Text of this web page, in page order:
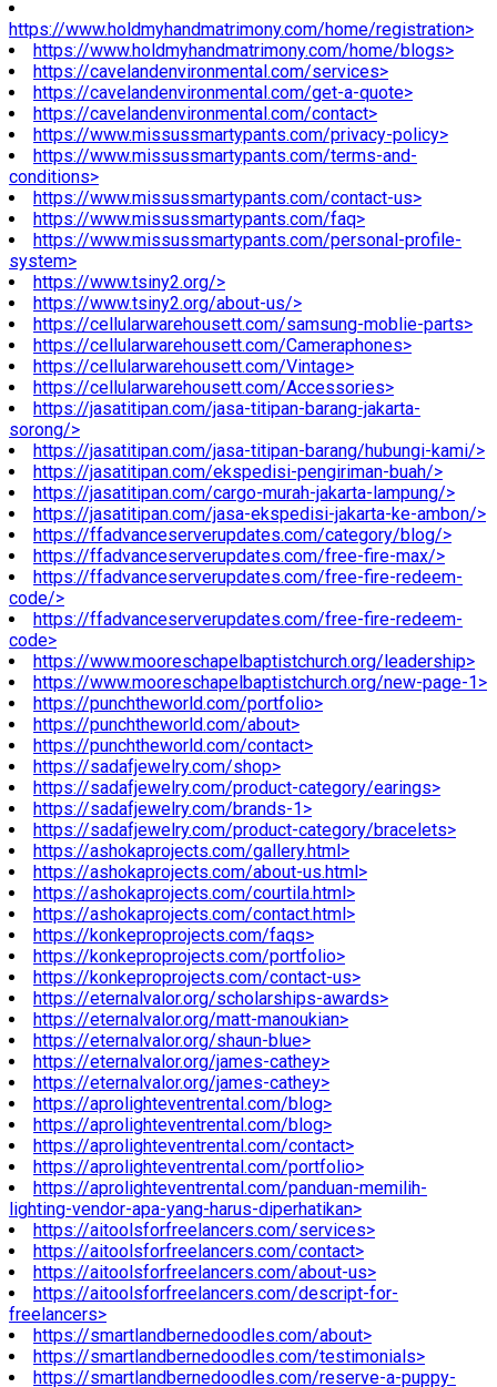
https://www.holdmyhandmatrimony.com/home/registration>
https://www.holdmyhandmatrimony.com/home/blogs>
https://cavelandenvironmental.com/services>
https://cavelandenvironmental.com/get-a-quote>
https://cavelandenvironmental.com/contact>
https://www.missussmartypants.com/privacy-policy>
https://www.missussmartypants.com/terms-and-
conditions>
https://www.missussmartypants.com/contact-us>
https://www.missussmartypants.com/faq>
https://www.missussmartypants.com/personal-profile-
system>
https://www.tsiny2.org/>
https://www.tsiny2.org/about-us/>
https://cellularwarehousett.com/samsung-moblie-parts>
https://cellularwarehousett.com/Cameraphones>
https://cellularwarehousett.com/Vintage>
https://cellularwarehousett.com/Accessories>
https://jasatitipan.com/jasa-titipan-barang-jakarta-
sorong/>
https://jasatitipan.com/jasa-titipan-barang/hubungi-kami/>
https://jasatitipan.com/ekspedisi-pengiriman-buah/>
https://jasatitipan.com/cargo-murah-jakarta-lampung/>
https://jasatitipan.com/jasa-ekspedisi-jakarta-ke-ambon/>
https://ffadvanceserverupdates.com/category/blog/>
https://ffadvanceserverupdates.com/free-fire-max/>
https://ffadvanceserverupdates.com/free-fire-redeem-
code/>
https://ffadvanceserverupdates.com/free-fire-redeem-
code>
https://www.mooreschapelbaptistchurch.org/leadership>
https://www.mooreschapelbaptistchurch.org/new-page-1>
https://punchtheworld.com/portfolio>
https://punchtheworld.com/about>
https://punchtheworld.com/contact>
https://sadafjewelry.com/shop>
https://sadafjewelry.com/product-category/earings>
https://sadafjewelry.com/brands-1>
https://sadafjewelry.com/product-category/bracelets>
https://ashokaprojects.com/gallery.html>
https://ashokaprojects.com/about-us.html>
https://ashokaprojects.com/courtila.html>
https://ashokaprojects.com/contact.html>
https://konkeproprojects.com/faqs>
https://konkeproprojects.com/portfolio>
https://konkeproprojects.com/contact-us>
https://eternalvalor.org/scholarships-awards>
https://eternalvalor.org/matt-manoukian>
https://eternalvalor.org/shaun-blue>
https://eternalvalor.org/james-cathey>
https://eternalvalor.org/james-cathey>
https://aprolighteventrental.com/blog>
https://aprolighteventrental.com/blog>
https://aprolighteventrental.com/contact>
https://aprolighteventrental.com/portfolio>
https://aprolighteventrental.com/panduan-memilih-
lighting-vendor-apa-yang-harus-diperhatikan>
https://aitoolsforfreelancers.com/services>
https://aitoolsforfreelancers.com/contact>
https://aitoolsforfreelancers.com/about-us>
https://aitoolsforfreelancers.com/descript-for-
freelancers>
https://smartlandbernedoodles.com/about>
https://smartlandbernedoodles.com/testimonials>
https://smartlandbernedoodles.com/reserve-a-puppy-